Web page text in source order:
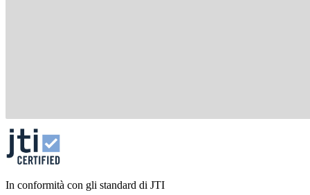
In conformità con gli standard di JTI